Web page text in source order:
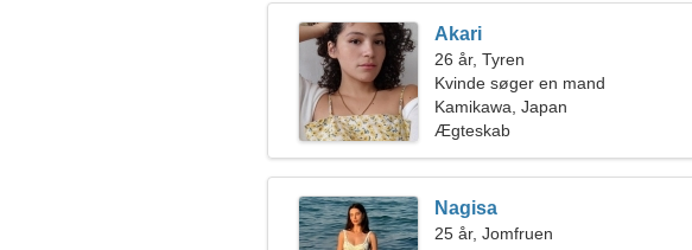
Akari
26 år, Tyren
Kvinde søger en mand
Kamikawa, Japan
Ægteskab
Nagisa
25 år, Jomfruen